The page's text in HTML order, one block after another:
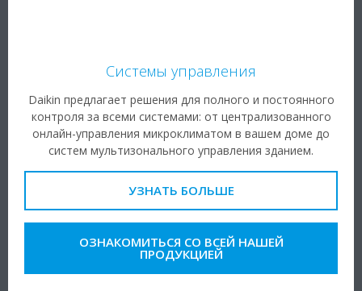
Системы управления
Daikin предлагает решения для полного и постоянного
контроля за всеми системами: от централизованного
онлайн-управления микроклиматом в вашем доме до
систем мультизонального управления зданием.
УЗНАТЬ БОЛЬШЕ
ОЗНАКОМИТЬСЯ СО ВСЕЙ НАШЕЙ
ПРОДУКЦИЕЙ